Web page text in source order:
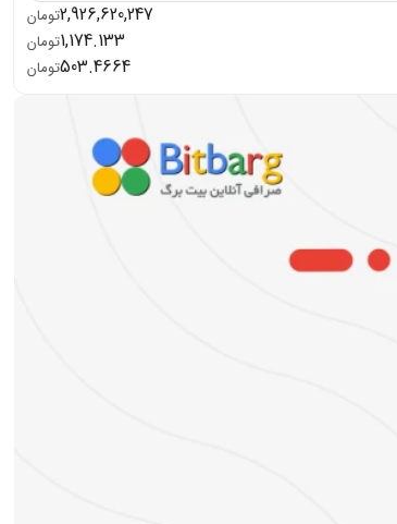
2,926,620,247تومان
1,174.133تومان
503.4664تومان